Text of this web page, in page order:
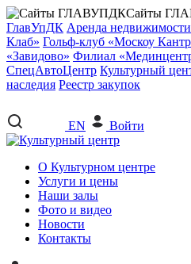
Сайты
ГлавУпДК Аренда недвижимости
Клаб» Гольф-клуб «Москоу
«Завидово» Филиал
СпецАвтоЦентр Культурный
наследия Реестр закупок
EN Войти
О Культурном центре
Услуги и цены
Наши залы
Фото и видео
Новости
Контакты